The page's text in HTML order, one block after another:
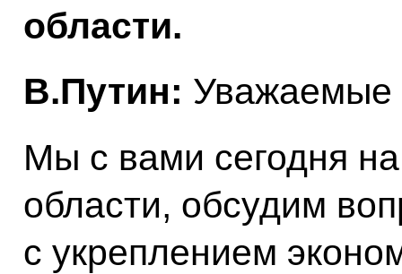
области.
В.Путин: Уважаемые
Мы с вами сегодня
области, обсудим
с укреплением